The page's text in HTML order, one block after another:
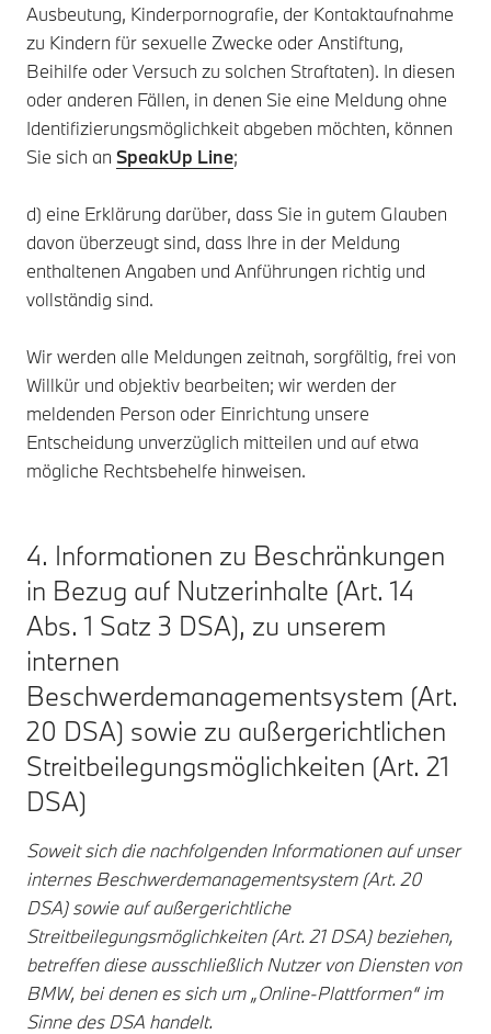
Ausbeutung, Kinderpornografie, der Kontaktaufnahme
zu Kindern für sexuelle Zwecke oder Anstiftung,
Beihilfe oder Versuch zu solchen Straftaten). In diesen
oder anderen Fällen, in denen Sie eine Meldung ohne
Identifizierungsmöglichkeit abgeben möchten, können
Sie sich an SpeakUp Line;
d) eine Erklärung darüber, dass Sie in gutem Glauben
davon überzeugt sind, dass Ihre in der Meldung
enthaltenen Angaben und Anführungen richtig und
vollständig sind.
Wir werden alle Meldungen zeitnah, sorgfältig, frei von
Willkür und objektiv bearbeiten; wir werden der
meldenden Person oder Einrichtung unsere
Entscheidung unverzüglich mitteilen und auf etwa
mögliche Rechtsbehelfe hinweisen.
4. Informationen zu Beschränkungen
in Bezug auf Nutzerinhalte (Art. 14
Abs. 1 Satz 3 DSA), zu unserem
internen
Beschwerdemanagementsystem (Art.
20 DSA) sowie zu außergerichtlichen
Streitbeilegungsmöglichkeiten (Art. 21
DSA)
Soweit sich die nachfolgenden Informationen auf unser
internes Beschwerdemanagementsystem (Art. 20
DSA) sowie auf außergerichtliche
Streitbeilegungsmöglichkeiten (Art. 21 DSA) beziehen,
betreffen diese ausschließlich Nutzer von Diensten von
BMW, bei denen es sich um „Online-Plattformen“ im
Sinne des DSA handelt.